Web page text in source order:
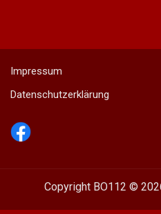
Impressum
Datenschutzerklärung
Copyright BO112 ©